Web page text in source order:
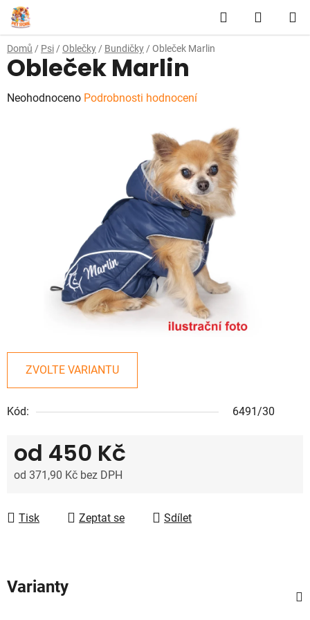
Přejít
na
obsah
Hledat
KOŠÍK
Domů / Psi / Oblečky / Bundičky / Obleček Marlin
ZVOLTE VARIANTU
Kód: 6491/30
od 450 Kč
od 371,90 Kč bez DPH
Tisk
Zeptat se Sdílet
Obleček Marlin
Průměrné
Neohodnoceno Podrobnosti hodnocení
Varianty